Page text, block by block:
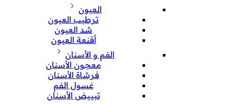
العيون
ترطيب العيون
شد العيون
أقنعة العيون
الفم و الأسنان
معجون الأسنان
فرشاة الأسنان
غسول الفم
تبييض الأسنان